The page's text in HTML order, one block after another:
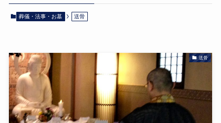
葬儀・法事・お墓 送骨
送骨